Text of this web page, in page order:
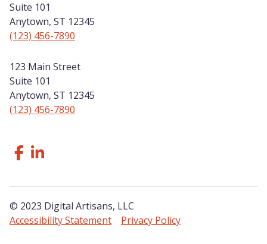
Suite 101
Anytown, ST 12345
(123) 456-7890
123 Main Street
Suite 101
Anytown, ST 12345
(123) 456-7890
Follow Us Facebook
Like us on LinkedIn
© 2023 Digital Artisans, LLC
Accessibility Statement
Privacy Policy